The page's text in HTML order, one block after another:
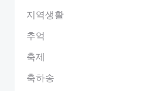
지역생활
추억
축제
축하송